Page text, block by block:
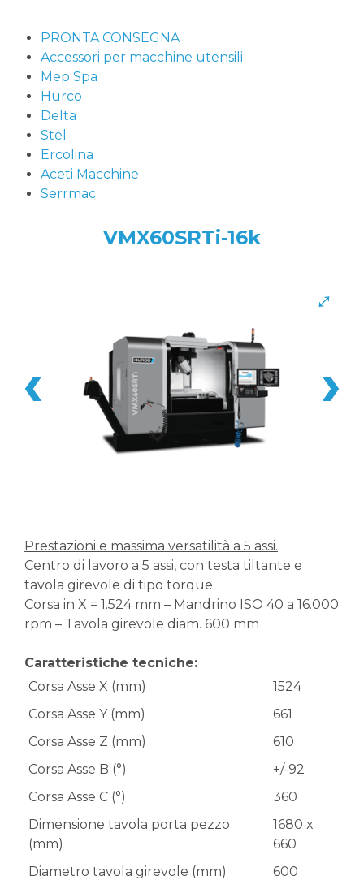
PRONTA CONSEGNA
Accessori per macchine utensili
Mep Spa
Hurco
Delta
Stel
Ercolina
Aceti Macchine
Serrmac
VMX60SRTi-16k
Prestazioni e massima versatilità a 5 assi.
Centro di lavoro a 5 assi, con testa tiltante e
tavola girevole di tipo torque.
Corsa in X = 1.524 mm – Mandrino ISO 40 a 16.000
rpm – Tavola girevole diam. 600 mm
Caratteristiche tecniche:
Corsa Asse X (mm)
1524
Corsa Asse Y (mm)
661
Corsa Asse Z (mm)
610
Corsa Asse B (°)
+/-92
Corsa Asse C (°)
360
Dimensione tavola porta pezzo
(mm)
1680 x
660
Diametro tavola girevole (mm)
600